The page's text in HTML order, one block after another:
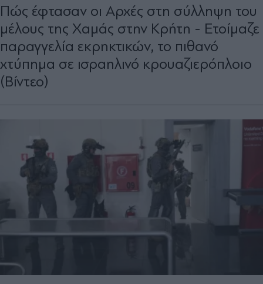
Πώς έφτασαν οι Αρχές στη σύλληψη του
μέλους της Χαμάς στην Κρήτη - Ετοίμαζε
παραγγελία εκρηκτικών, το πιθανό
χτύπημα σε ισραηλινό κρουαζιερόπλοιο
(Βίντεο)